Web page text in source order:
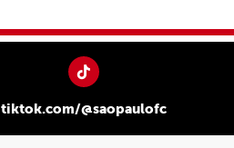
tiktok.com/@saopaulofc